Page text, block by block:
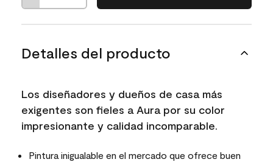
Detalles del producto
Los diseñadores y dueños de casa más
exigentes son fieles a Aura por su color
impresionante y calidad incomparable.
Pintura inigualable en el mercado que ofrece buen